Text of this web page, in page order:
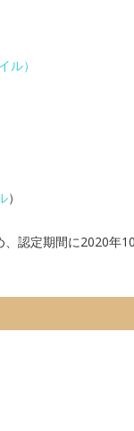
）
）
認定期間に2020年